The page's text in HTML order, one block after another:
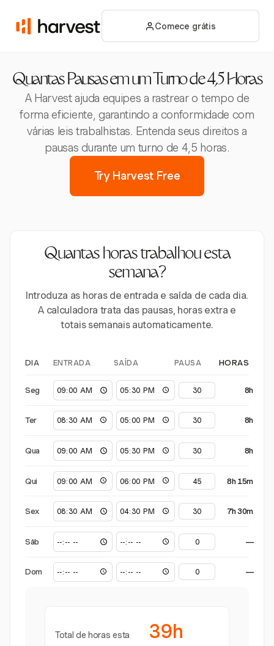
Comece grátis
Quantas Pausas em um Turno de 4,5 Horas
A Harvest ajuda equipes a rastrear o tempo de
forma eficiente, garantindo a conformidade com
várias leis trabalhistas. Entenda seus direitos a
pausas durante um turno de 4,5 horas.
Try Harvest Free
Quantas horas trabalhou esta
semana?
Introduza as horas de entrada e saída de cada dia.
A calculadora trata das pausas, horas extra e
totais semanais automaticamente.
DIA ENTRADA SAÍDA PAUSA HORAS
Seg 8h
Ter 8h
Qua 8h
Qui 8h 15m
Sex 7h 30m
Sáb —
Dom —
Total de horas esta
39h